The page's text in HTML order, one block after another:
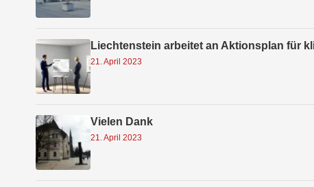
Liechtenstein arbeitet an Aktionsplan für
21. April 2023
Vielen Dank
21. April 2023